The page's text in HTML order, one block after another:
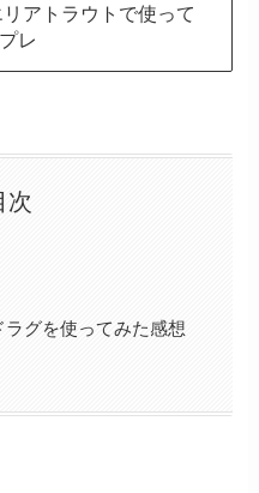
アトラウトで使って
レ
次
グを使ってみた感想